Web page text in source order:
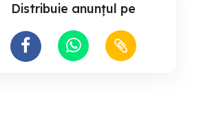
Distribuie anunțul pe